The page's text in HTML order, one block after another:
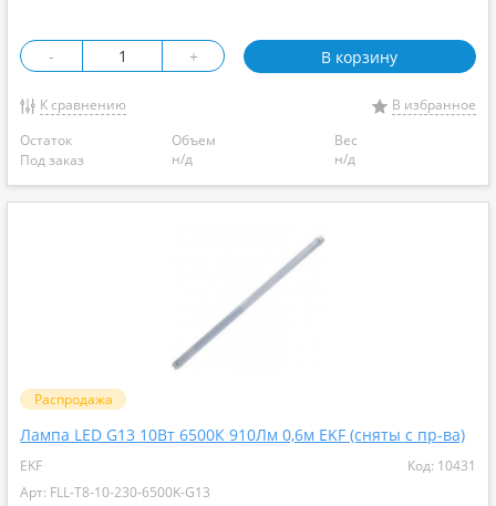
- + В корзину
К сравнению
В избранное
Остаток
Под заказ
Объем
н/д
Вес
н/д
Распродажа
Лампа LED G13 10Вт 6500К 910Лм 0,6м EKF (сняты с пр-ва)
EKF
Код: 10431
Арт: FLL-T8-10-230-6500K-G13